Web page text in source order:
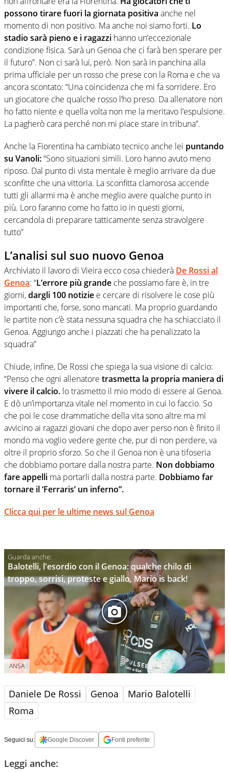
possono tirare fuori la giornata positiva anche nel
momento di non positivo. Ma anche noi siamo forti. Lo
stadio sarà pieno e i ragazzi hanno un’eccezionale
condizione fisica. Sarà un Genoa che ci farà ben sperare per
il futuro”. Non ci sarà lui, però. Non sarà in panchina alla
prima ufficiale per un rosso che prese con la Roma e che va
ancora scontato: “Una coincidenza che mi fa sorridere. Ero
un giocatore che qualche rosso l’ho preso. Da allenatore non
ho fatto niente e quella volta non me la meritavo l’espulsione.
La pagherò cara perché non mi piace stare in tribuna”.
Anche la Fiorentina ha cambiato tecnico anche lei puntando
su Vanoli:“Sono situazioni simili. Loro hanno avuto meno
riposo. Dal punto di vista mentale è meglio arrivare da due
sconfitte che una vittoria. La sconfitta clamorosa accende
tutti gli allarmi ma è anche meglio avere qualche punto in
più. Loro faranno come ho fatto io in questi giorni,
cercandola di preparare tatticamente senza stravolgere
tutto”
L’analisi sul suo nuovo Genoa
Archiviato il lavoro di Vieira ecco cosa chiederà De Rossi al
Genoa: “L’errore più grande che possiamo fare è, in tre
giorni,dargli 100 notizie e cercare di risolvere le cose più
importanti che, forse, sono mancati. Ma proprio guardando
le partite non c’è stata nessuna squadra che ha schiacciato il
Genoa. Aggiungo anche i piazzati che ha penalizzato la
squadra”
Chiude, infine, De Rossi che spiega la sua visione di calcio:
“Penso che ogni allenatore trasmetta la propria maniera di
vivere il calcio. lo trasmetto il mio modo di essere al Genoa.
E dò un’importanza vitale nel momento in cui lo faccio. So
che poi le cose drammatiche della vita sono altre ma mi
avvicino ai ragazzi giovani che dopo aver perso non è finito il
mondo ma voglio vedere gente che, pur di non perdere, va
oltre il proprio sforzo. So che il Genoa non è una tifoseria
che dobbiamo portare dalla nostra parte. Non dobbiamo
fare appelli ma portarli dalla nostra parte. Dobbiamo far
tornare il ‘Ferraris’ un inferno”.
Clicca qui per le ultime news sul Genoa
Balotelli, l'esordio con il Genoa: qualche chilo di
troppo, sorrisi, proteste e giallo, Mario is back!
ANSA
Daniele De Rossi Genoa
Mario Balotelli
Roma
Seguici su: Google Discover Fonti preferite
Leggi anche: